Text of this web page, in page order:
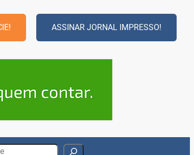
ASSINAR JORNAL IMPRESSO!